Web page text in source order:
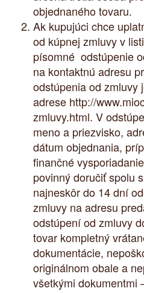
objednaného tovaru.
Ak kupujúci chce
od kúpnej zmluvy v
písomné odstúpenie
na kontaktnú adresu
odstúpenia od zmluvy
adrese http://
zmluvy.html. V
meno a priezvisko,
dátum objednania,
finančné
povinný doručiť spolu
najneskôr do 14 dní
zmluvy na adresu
odstúpení od zmluvy
tovar kompletný
dokumentácie,
originálnom obale a
všetkými dokumentmi